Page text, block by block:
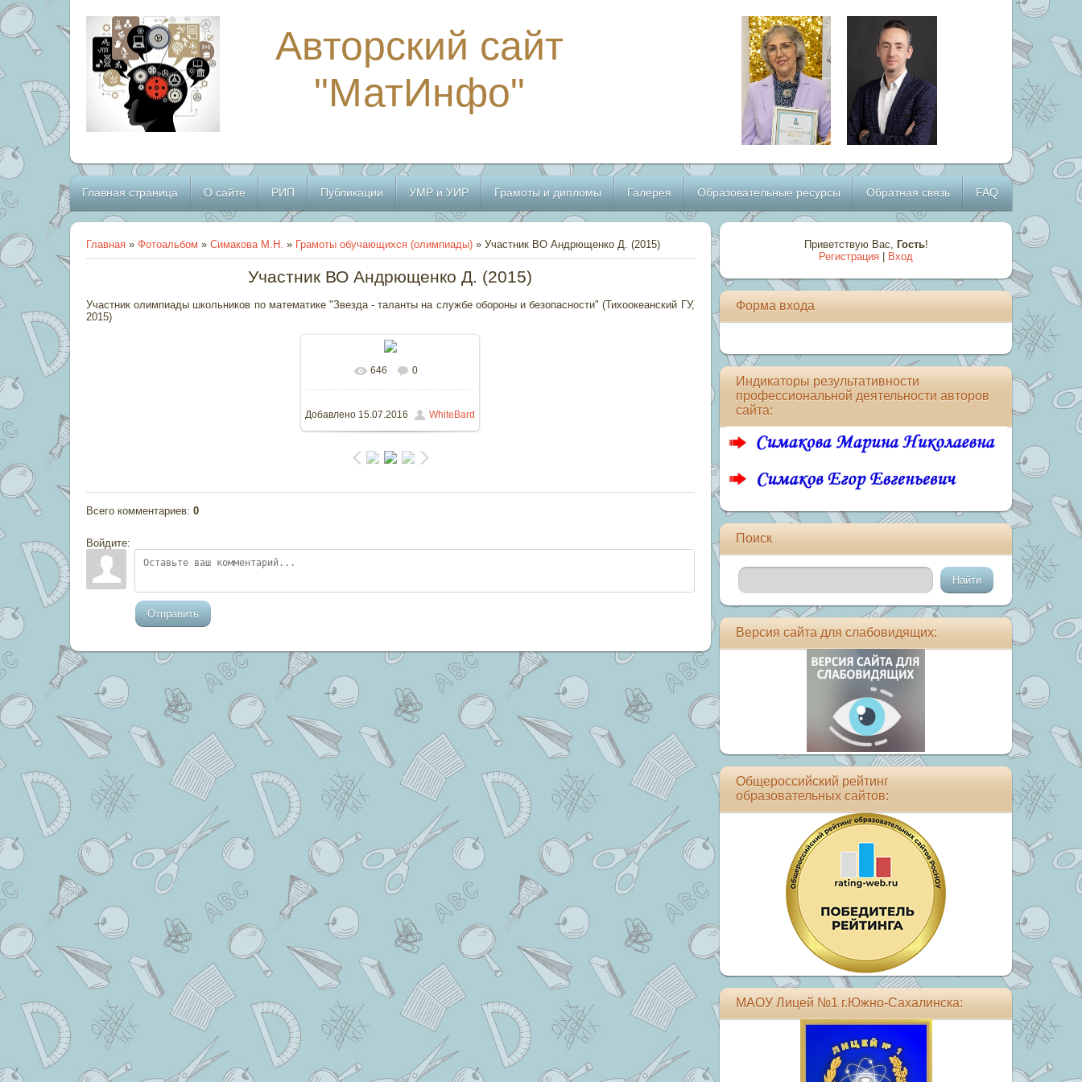
Авторский сайт
"МатИнфо"
Главная страница О сайте РИП Публикации УМР и УИР Грамоты и дипломы Галерея Образовательные ресурсы Обратная связь FAQ
Главная » Фотоальбом » Симакова М.Н. » Грамоты обучающихся (олимпиады) » Участник ВО Андрющенко Д. (2015)
Участник ВО Андрющенко Д. (2015)
Участник олимпиады школьников по математике "Звезда - таланты на службе обороны и безопасности" (Тихоокеанский ГУ,
2015)
В реальном размере
418.8Kb
646 0
Добавлено 15.07.2016 WhiteBard
Всего комментариев: 0
Войдите:
Отправить
Приветствую Вас, Гость!
Регистрация
Вход
Форма входа
Индикаторы результативности
профессиональной деятельности авторов
сайта:
Поиск
Версия сайта для слабовидящих:
Общероссийский рейтинг
образовательных сайтов:
МАОУ Лицей №1 г.Южно-Сахалинска: